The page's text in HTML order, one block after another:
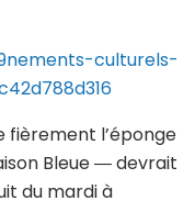
culturels-
l’éponge
Bleue ― devrait
du mardi à